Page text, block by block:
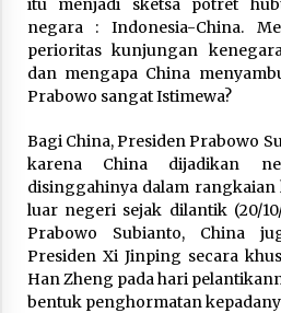
negara : Indonesia-China.
perioritas kunjungan
dan mengapa China
Prabowo sangat Istimewa?
Bagi China, Presiden Prabowo
karena China dijadikan
disinggahinya dalam
luar negeri sejak dilantik (20/
Prabowo Subianto, China
Presiden Xi Jinping secara
Han Zheng pada hari
bentuk penghormatan